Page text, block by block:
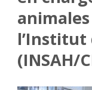
l’Institut
(INSAH/